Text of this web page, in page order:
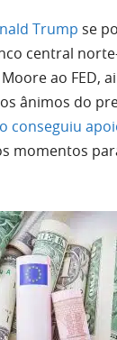
Trump se
central
ao FED,
ânimos do
conseguiu
momentos